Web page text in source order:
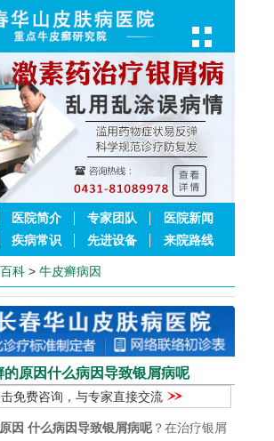
医院简介 专家团队
医院新闻
疾病常识 先进设备 来院路线
科 > 牛皮癣病因
的原因什么病因导致银屑病呢
击免费咨询，与专家直接交流
因 什么病因导致银屑病呢 ？在治疗银屑